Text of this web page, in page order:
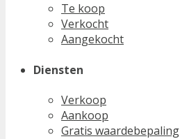
Te koop
Verkocht
Aangekocht
Diensten
Verkoop
Aankoop
Gratis waardebepaling